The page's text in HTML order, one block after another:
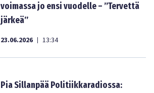
voimassa jo ensi vuodelle – ”Tervettä
järkeä”
23.06.2026 | 13:34
Pia Sillanpää Politiikkaradiossa: